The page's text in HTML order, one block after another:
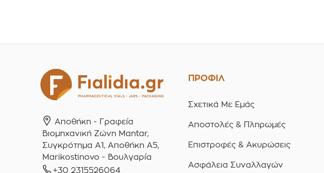
Αποθήκη - Γραφεία
Βιομηχανική Ζώνη Mantar,
Συγκρότημα A1, Αποθήκη Α5,
Marikostinovo - Βουλγαρία
+30 2315526064
ΠΡΟΦΙΛ
Σχετικά Με Εμάς
Αποστολές & Πληρωμές
Επιστροφές & Ακυρώσεις
Ασφάλεια Συναλλαγών